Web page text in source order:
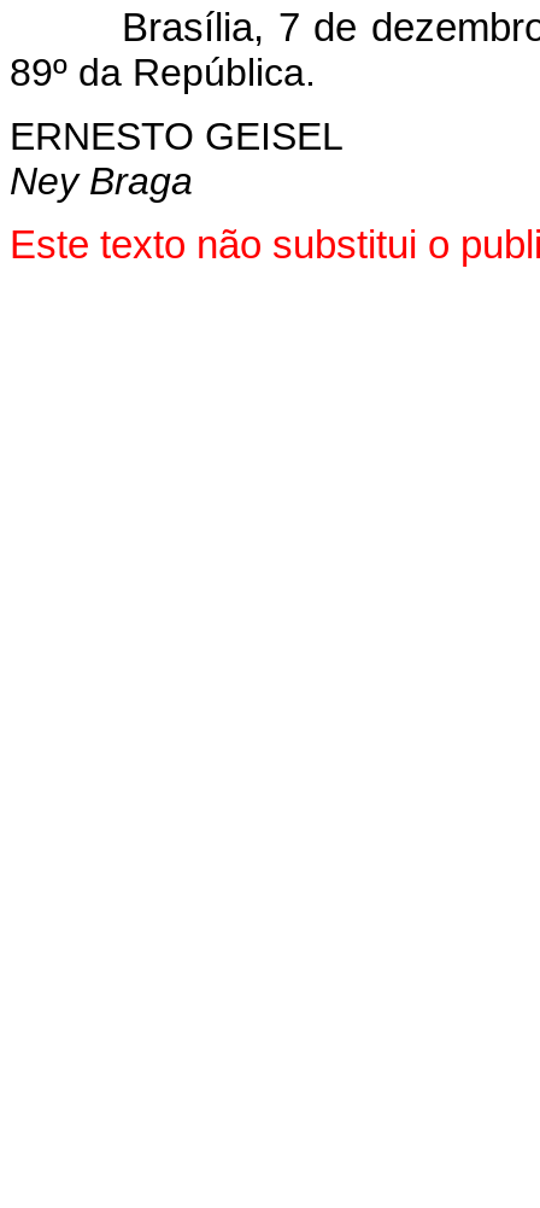
Brasília, 7 de
89º da República.
ERNESTO GEISEL
Ney Braga
Este texto não substitui o